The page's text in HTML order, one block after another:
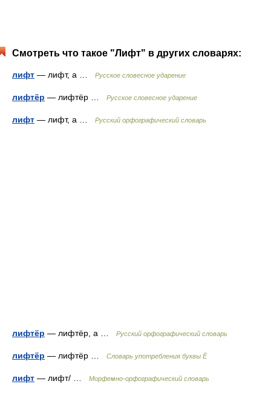
Смотреть что такое "Лифт" в других словарях:
лифт — лифт, а … Русское словесное ударение
лифтёр — лифтёр … Русское словесное ударение
лифт — лифт, а … Русский орфографический словарь
лифтёр — лифтёр, а … Русский орфографический словарь
лифтёр — лифтёр … Словарь употребления буквы Ё
лифт — лифт/ … Морфемно-орфографический словарь